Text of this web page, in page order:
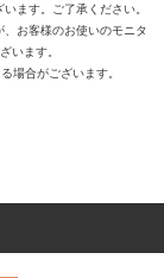
ます。ご了承ください。
お客様のお使いのモニタ
います。
場合がございます。